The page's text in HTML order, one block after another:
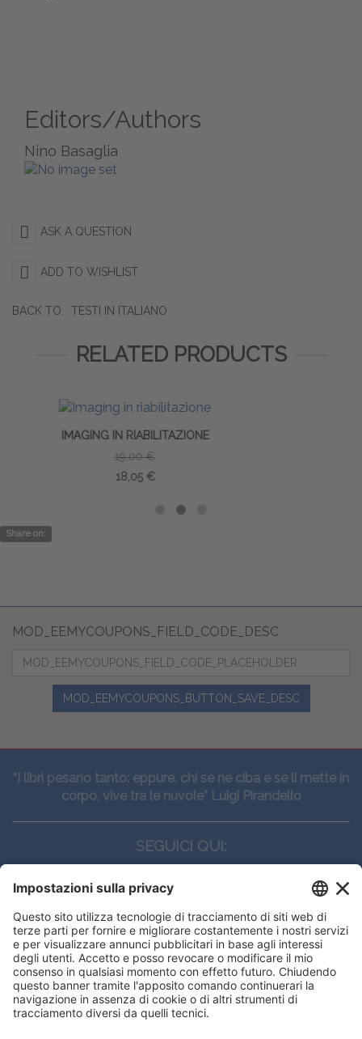
Editors/Authors
Nino Basaglia
ASK A QUESTION
ADD TO WISHLIST
BACK TO: TESTI IN ITALIANO
RELATED PRODUCTS
Share on:
MOD_EEMYCOUPONS_FIELD_CODE_DESC
MOD_EEMYCOUPONS_BUTTON_SAVE_DESC
“I libri pesano tanto: eppure, chi se ne ciba e se li mette in
corpo, vive tra le nuvole” Luigi Pirandello
SEGUICI QUI:
CONTATTI
Edi.Ermes srl
Viale E. Forlanini, 21 - 20134, Milano
(+39)027021121
E-mail:eeinfo@eenet.it